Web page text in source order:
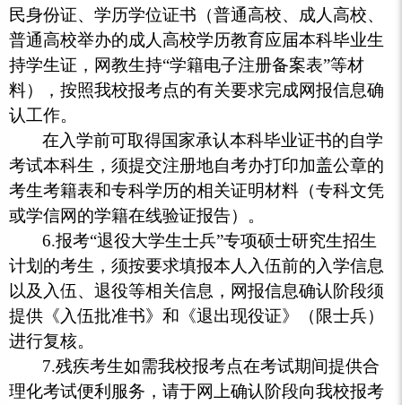
民身份证、学历学位证书（普通高校、成人高校、
普通高校举办的成人高校学历教育应届本科毕业生
持学生证，网教生持“学籍电子注册备案表”等材
料），按照我校报考点的有关要求完成网报信息确
认工作。
在入学前可取得国家承认本科毕业证书的自学
考试本科生，须提交注册地自考办打印加盖公章的
考生考籍表和专科学历的相关证明材料（专科文凭
或学信网的学籍在线验证报告）。
6.报考“退役大学生士兵”专项硕士研究生招生
计划的考生，须按要求填报本人入伍前的入学信息
以及入伍、退役等相关信息，网报信息确认阶段须
提供《入伍批准书》和《退出现役证》（限士兵）
进行复核。
7.残疾考生如需我校报考点在考试期间提供合
理化考试便利服务，请于网上确认阶段向我校报考